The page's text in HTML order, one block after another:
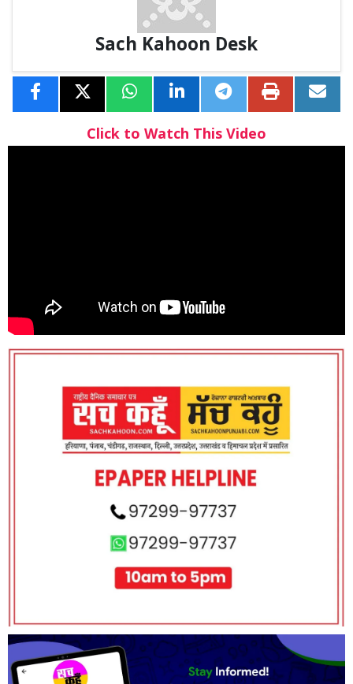
Sach Kahoon Desk
Click to Watch This Video